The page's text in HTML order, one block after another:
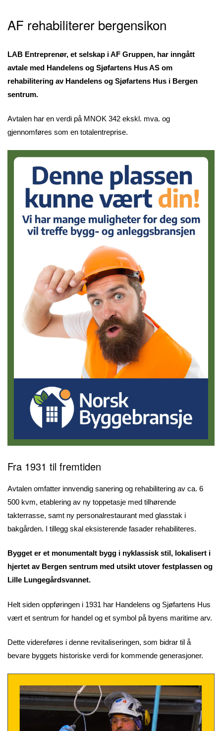
AF rehabiliterer bergensikon
LAB Entreprenør, et selskap i AF Gruppen, har inngått
avtale med Handelens og Sjøfartens Hus AS om
rehabilitering av Handelens og Sjøfartens Hus i Bergen
sentrum.
Avtalen har en verdi på MNOK 342 ekskl. mva. og
gjennomføres som en totalentreprise.
Fra 1931 til fremtiden
Avtalen omfatter innvendig sanering og rehabilitering av ca. 6
500 kvm, etablering av ny toppetasje med tilhørende
takterrasse, samt ny personalrestaurant med glasstak i
bakgården. I tillegg skal eksisterende fasader rehabiliteres.
Bygget er et monumentalt bygg i nyklassisk stil, lokalisert i
hjertet av Bergen sentrum med utsikt utover festplassen og
Lille Lungegårdsvannet.
Helt siden oppføringen i 1931 har Handelens og Sjøfartens Hus
vært et sentrum for handel og et symbol på byens maritime arv.
Dette videreføres i denne revitaliseringen, som bidrar til å
bevare byggets historiske verdi for kommende generasjoner.